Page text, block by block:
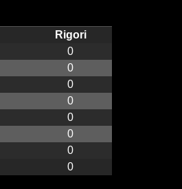
Rigori
0
0
0
0
0
0
0
0